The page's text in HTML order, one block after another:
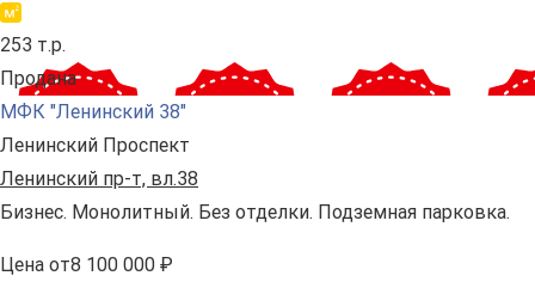
253 т.р.
Продана
МФК "Ленинский 38"
Ленинский Проспект
Ленинский пр-т, вл.38
Бизнес. Монолитный. Без отделки. Подземная парковка.
Цена от8 100 000 ₽